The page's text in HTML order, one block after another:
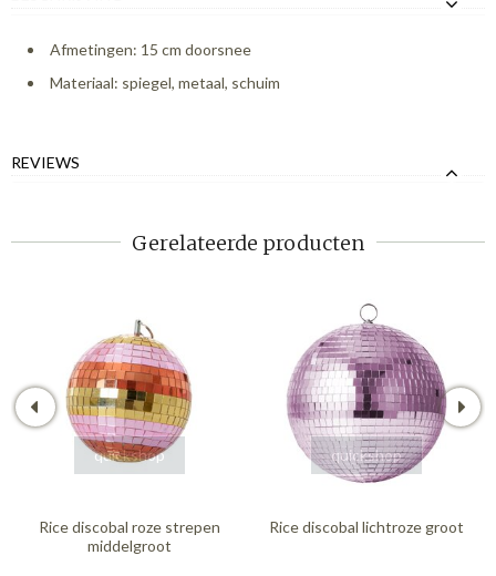
Afmetingen: 15 cm doorsnee
Materiaal: spiegel, metaal, schuim
REVIEWS
Gerelateerde producten
quickshop
Rice discobal roze strepen
middelgroot
quickshop
Rice discobal lichtroze groot